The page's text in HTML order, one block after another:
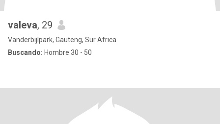
valeva, 29
Vanderbijlpark, Gauteng, Sur Africa
Buscando: Hombre 30 - 50